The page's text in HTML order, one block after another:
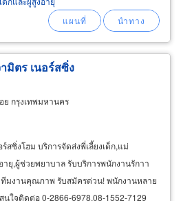
มิตร เนอร์สซิ่ง
ย กรุงเทพมหานคร
ซิ่งโฮม บริการจัดส่งพี่เลี้ยงเด็ก,แม่
ยุ,ผู้ช่วยพยาบาล รับบริการพนักงานรักาา
มงานคุณภาพ รับสมัครด่วน! พนักงานหลาย
นใจติดต่อ 0-2866-6978,08-1552-7129